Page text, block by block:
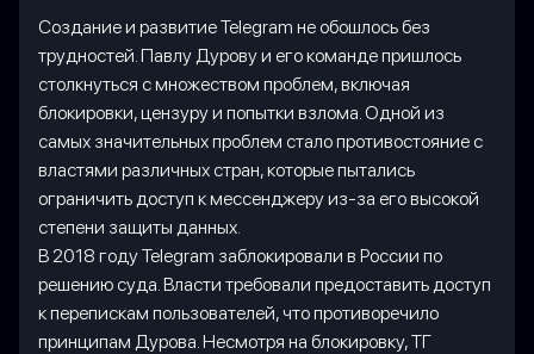
Создание и развитие Telegram не обошлось без
трудностей. Павлу Дурову и его команде пришлось
столкнуться с множеством проблем, включая
блокировки, цензуру и попытки взлома. Одной из
самых значительных проблем стало противостояние с
властями различных стран, которые пытались
ограничить доступ к мессенджеру из-за его высокой
степени защиты данных.
В 2018 году Telegram заблокировали в России по
решению суда. Власти требовали предоставить доступ
к перепискам пользователей, что противоречило
принципам Дурова. Несмотря на блокировку, ТГ